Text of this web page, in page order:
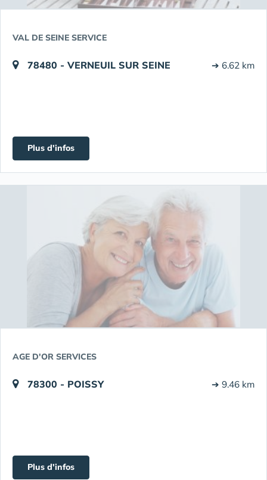
VAL DE SEINE SERVICE
78480 - VERNEUIL SUR SEINE ➔ 6.62 km
Plus d'infos
AGE D'OR SERVICES
78300 - POISSY ➔ 9.46 km
Plus d'infos